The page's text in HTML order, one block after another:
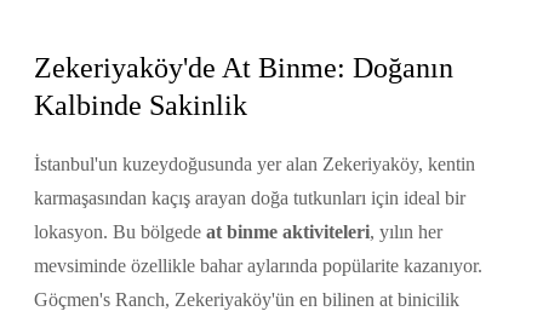
Zekeriyaköy'de At Binme: Doğanın
Kalbinde Sakinlik
İstanbul'un kuzeydoğusunda yer alan Zekeriyaköy, kentin
karmaşasından kaçış arayan doğa tutkunları için ideal bir
lokasyon. Bu bölgede at binme aktiviteleri, yılın her
mevsiminde özellikle bahar aylarında popülarite kazanıyor.
Göçmen's Ranch, Zekeriyaköy'ün en bilinen at binicilik